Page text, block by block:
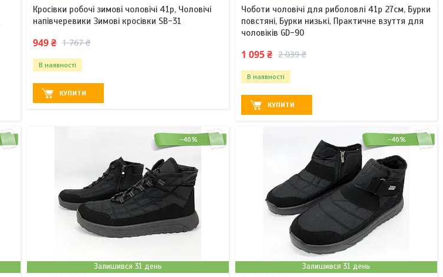
Кросівки робочі зимові чоловічі 41р, Чоловічі
напівчеревики Зимові кросівки SB-31
949 ₴ 1 767 ₴
В наявності
КУПИТИ
Чоботи чоловічі для риболовлі 41р 27см, Бурки
повстяні, Бурки низькі, Практичне взуття для
чоловіків GD-90
1 095 ₴ 2 039 ₴
В наявності
КУПИТИ
–46%
Залишився 31 день
–46%
Залишився 31 день